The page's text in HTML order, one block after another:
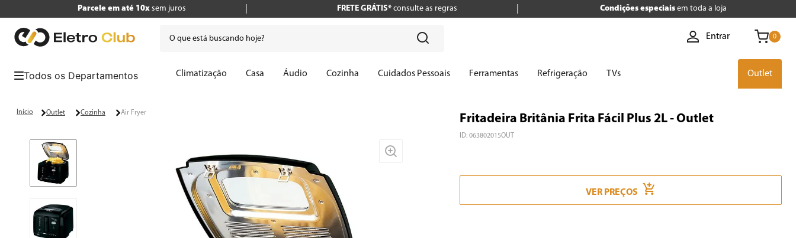
Parcele em até 10xsem juros FRETE GRÁTIS*consulte as regras Condições especiais em toda a loja
Entrar 0
Climatização Casa Áudio Cozinha Cuidados Pessoais Ferramentas Refrigeração TVs Outlet
Outlet Cozinha Air Fryer Fritadeira Britânia Frita Fácil Plus 2L - Outlet
ID: 063802015OUT
VER PREÇOS
microondas
5 º panificadora
6º cafeteira
caixa som